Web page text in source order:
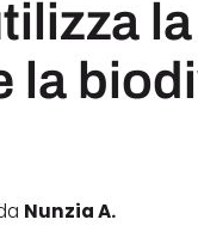
la
Nunzia A.